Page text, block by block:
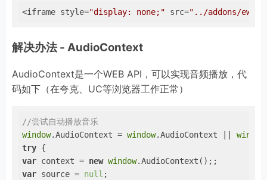
<iframe style="display: none;" src="../addons/
解决办法 - AudioContext
AudioContext是一个WEB API，可以实现音频播放，代
码如下（在夸克、UC等浏览器工作正常）
//尝试自动播放音乐
window.AudioContext = window.AudioContext || window
try
var context = new window
var source = null